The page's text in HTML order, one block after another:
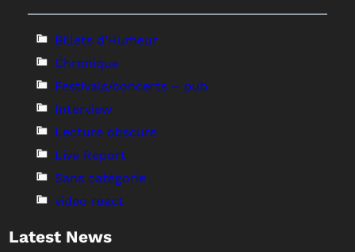
Billets d'Humeur
Chronique
Festivals/concerts – pub
Interview
Lecture obscure
Live Report
Sans catégorie
video react
Latest News